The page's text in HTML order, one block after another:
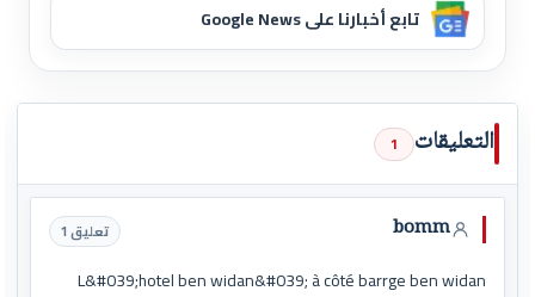
تابع أخبارنا على Google News
التعليقات 1
bomm تعليق 1
L&#039;hotel ben widan&#039; à côté barrge ben widan